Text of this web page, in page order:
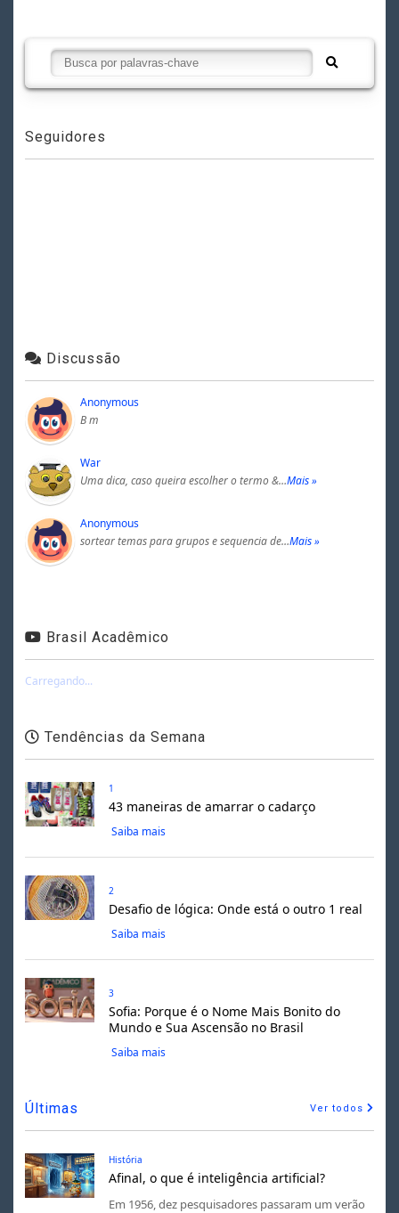
Seguidores
Discussão
Anonymous
B m
War
Uma dica, caso queira escolher o termo &…Mais »
Anonymous
sortear temas para grupos e sequencia de…Mais »
Brasil Acadêmico
Carregando...
Tendências da Semana
1
43 maneiras de amarrar o cadarço
Saiba mais
2
Desafio de lógica: Onde está o outro 1 real
Saiba mais
3
Sofia: Porque é o Nome Mais Bonito do
Mundo e Sua Ascensão no Brasil
Saiba mais
Últimas Ver todos
História
Afinal, o que é inteligência artificial?
Em 1956, dez pesquisadores passaram um verão